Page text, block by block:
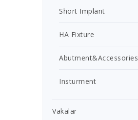
Short Implant
HA Fixture
Abutment&Accessories
Insturment
Vakalar